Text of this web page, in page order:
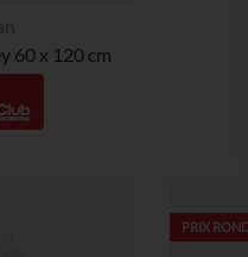
60 x 120 cm
PRIX